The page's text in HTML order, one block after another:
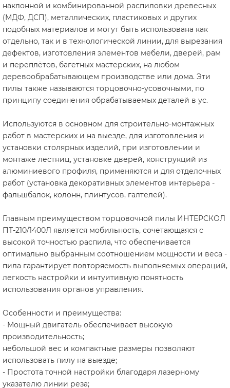
наклонной и комбинированной распиловки древесных
(МДФ, ДСП), металлических, пластиковых и других
подобных материалов и могут быть использована как
отдельно, так и в технологической линии, для вырезания
дефектов, изготовления элементов мебели, дверей, рам
и переплётов, багетных мастерских, на любом
деревообрабатывающем производстве или дома. Эти
пилы также называются торцовочно-усовочными, по
принципу соединения обрабатываемых деталей в ус.
Используются в основном для строительно-монтажных
работ в мастерских и на выезде, для изготовления и
установки столярных изделий, при изготовлении и
монтаже лестниц, установке дверей, конструкций из
алюминиевого профиля, применяются и для отделочных
работ (установка декоративных элементов интерьера -
фальшбалок, колонн, плинтусов, галтелей).
Главным преимуществом торцовочной пилы ИНТЕРСКОЛ
ПТ-210/1400Л является мобильность, сочетающаяся с
высокой точностью распила, что обеспечивается
оптимально выбранным соотношением мощности и веса -
пила гарантирует повторяемость выполняемых операций,
легкость настройки и интуитивную понятность
использования органов управления.
Особенности и преимущества:
- Мощный двигатель обеспечивает высокую
производительность;
небольшой вес и компактные размеры позволяют
использовать пилу на выезде;
- Простота точной настройки благодаря лазерному
указателю линии реза;